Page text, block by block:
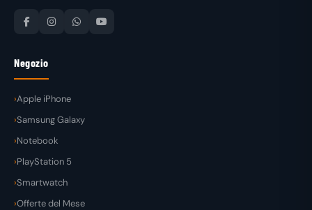
Negozio
Apple iPhone
Samsung Galaxy
Notebook
PlayStation 5
Smartwatch
Offerte del Mese